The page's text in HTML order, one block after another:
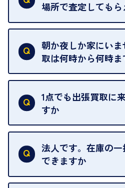
場所で査定しても
ご自宅以外での査定はお
定のお店や、ほかのお客
えられるためです。
朝か夜しか家にい
取は何時から何時
ご訪問可能時間は、10時
ただし、お品物の種類や
ただくことがあります。
1点でも出張買取に
すか
はい。1点でもお伺いしま
法人です。在庫の
できますか
はい。喜んで承ります。